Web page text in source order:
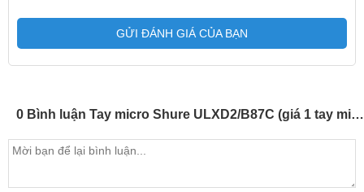
GỬI ĐÁNH GIÁ CỦA BẠN
0 Bình luận Tay micro Shure ULXD2/B87C (giá 1 tay micro)